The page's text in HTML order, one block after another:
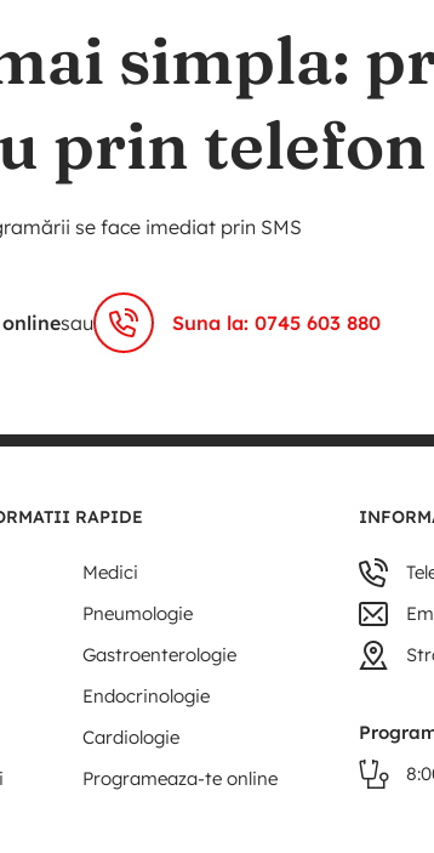
simpla:
prin telefon
se face imediat prin SMS
sau Suna la: 0745 603 880
RAPIDE
Medici
Pneumologie
Gastroenterologie
Endocrinologie
Cardiologie
Programeaza-te online